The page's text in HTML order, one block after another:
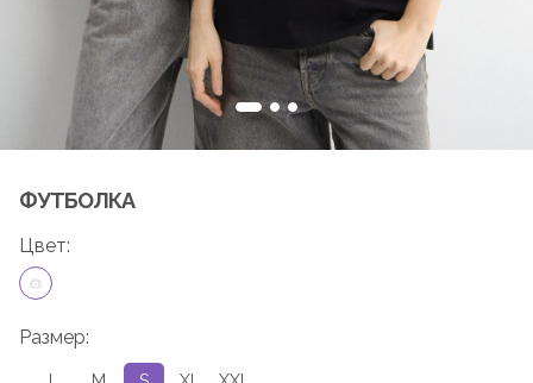
ФУТБОЛКА
Цвет:
Размер: